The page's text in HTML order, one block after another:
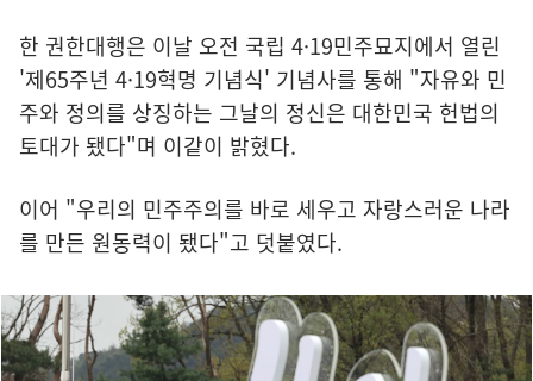
한 권한대행은 이날 오전 국립 4·19민주묘지에서 열린
'제65주년 4·19혁명 기념식' 기념사를 통해 "자유와 민
주와 정의를 상징하는 그날의 정신은 대한민국 헌법의
토대가 됐다"며 이같이 밝혔다.
이어 "우리의 민주주의를 바로 세우고 자랑스러운 나라
를 만든 원동력이 됐다"고 덧붙였다.